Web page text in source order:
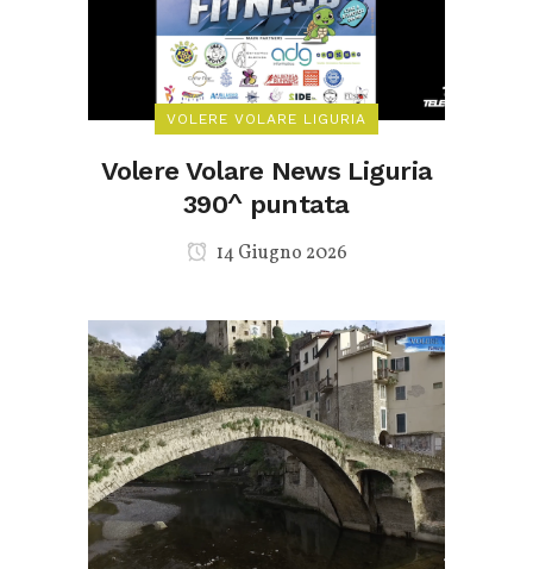
VOLERE VOLARE LIGURIA
Volere Volare News Liguria
390^ puntata
14 Giugno 2026